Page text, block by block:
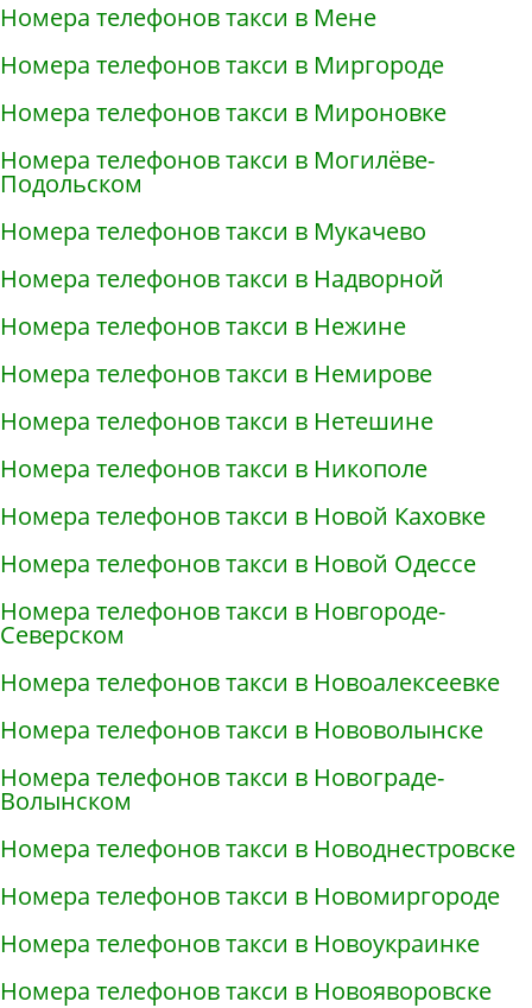
Номера телефонов такси в Мене
Номера телефонов такси в Миргороде
Номера телефонов такси в Мироновке
Номера телефонов такси в Могилёве-
Подольском
Номера телефонов такси в Мукачево
Номера телефонов такси в Надворной
Номера телефонов такси в Нежине
Номера телефонов такси в Немирове
Номера телефонов такси в Нетешине
Номера телефонов такси в Никополе
Номера телефонов такси в Новой Каховке
Номера телефонов такси в Новой Одессе
Номера телефонов такси в Новгороде-
Северском
Номера телефонов такси в Новоалексеевке
Номера телефонов такси в Нововолынске
Номера телефонов такси в Новограде-
Волынском
Номера телефонов такси в Новоднестровске
Номера телефонов такси в Новомиргороде
Номера телефонов такси в Новоукраинке
Номера телефонов такси в Новояворовске